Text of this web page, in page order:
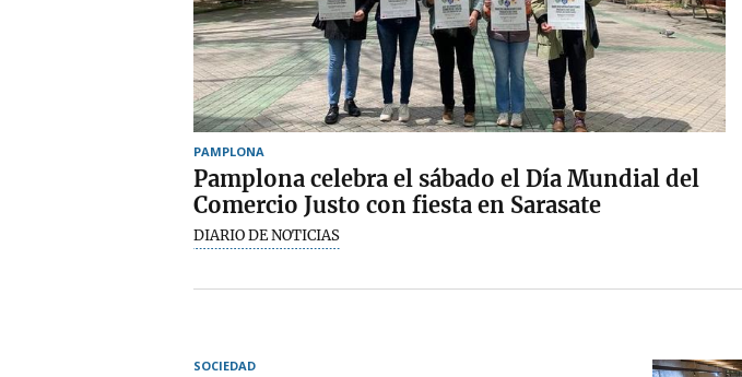
PAMPLONA
Pamplona celebra el sábado el Día Mundial del
Comercio Justo con fiesta en Sarasate
DIARIO DE NOTICIAS
SOCIEDAD